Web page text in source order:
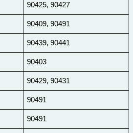
90425, 90427
90409, 90491
90439, 90441
90403
90429, 90431
90491
90491